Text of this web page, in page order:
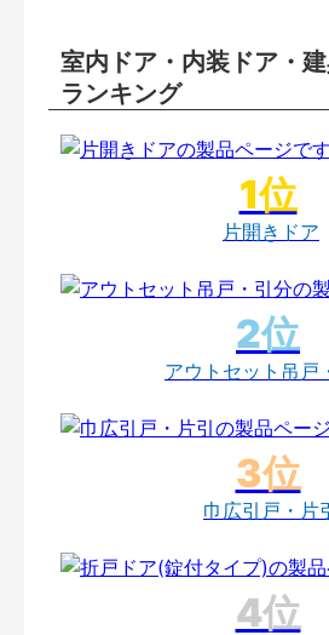
室内ドア・内装ドア・
ランキング
片開きドア
アウトセット吊戸
巾広引戸・片